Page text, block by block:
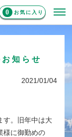
0 お気に入り
知らせ
2021/01/04
。旧年中は大
様に御勤めの